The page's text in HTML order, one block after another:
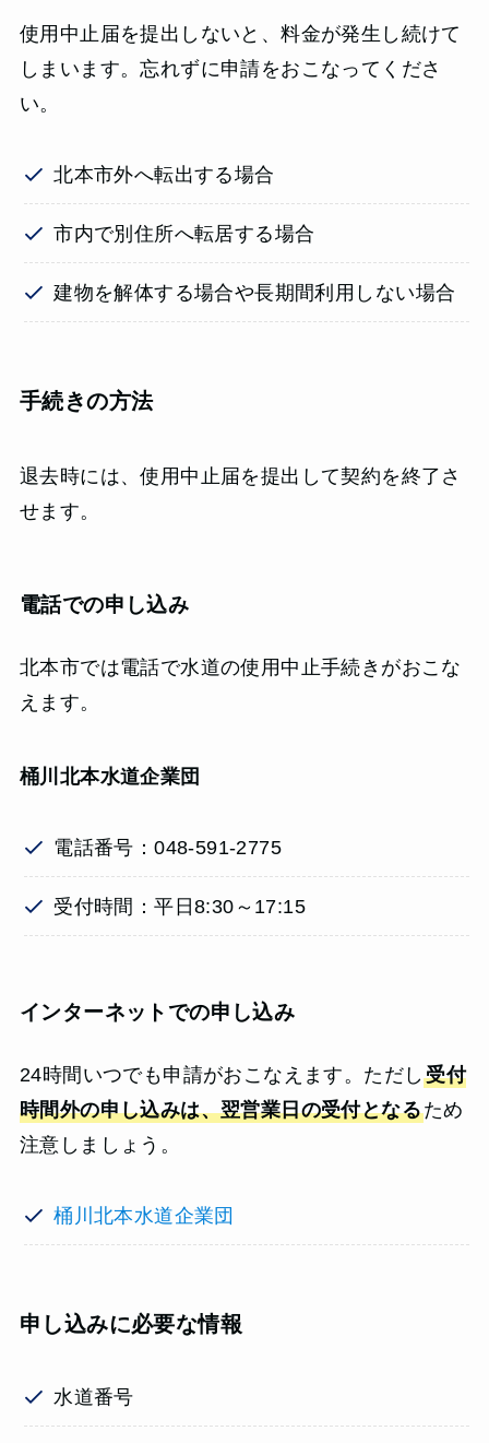
使用中止届を提出しないと、料金が発生し続けて
しまいます。忘れずに申請をおこなってくださ
い。
北本市外へ転出する場合
市内で別住所へ転居する場合
建物を解体する場合や長期間利用しない場合
手続きの方法
退去時には、使用中止届を提出して契約を終了さ
せます。
電話での申し込み
北本市では電話で水道の使用中止手続きがおこな
えます。
桶川北本水道企業団
電話番号：048-591-2775
受付時間：平日8:30～17:15
インターネットでの申し込み
24時間いつでも申請がおこなえます。ただし受付
時間外の申し込みは、翌営業日の受付となるため
注意しましょう。
桶川北本水道企業団
申し込みに必要な情報
水道番号